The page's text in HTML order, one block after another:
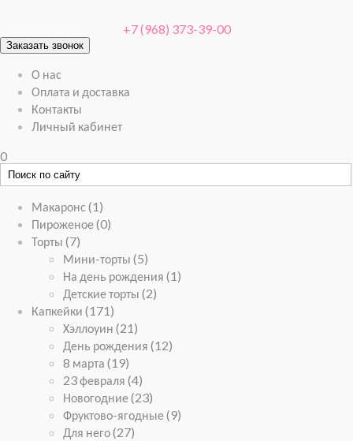
+7 (968) 373-39-00
Заказать звонок
О нас
Оплата и доставка
Контакты
Личный кабинет
0
Макаронс(1)
Пироженое(0)
Торты (7)
Мини-торты (5)
На день рождения (1)
Детские торты (2)
Капкейки (171)
Хэллоуин (21)
День рождения (12)
8 марта (19)
23 февраля (4)
Новогодние(23)
Фруктово-ягодные(9)
Для него(27)